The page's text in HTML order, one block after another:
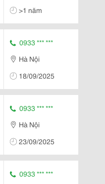
>1 năm
0933 *** ***
Hà Nội
18/09/2025
0933 *** ***
Hà Nội
23/09/2025
0933 *** ***